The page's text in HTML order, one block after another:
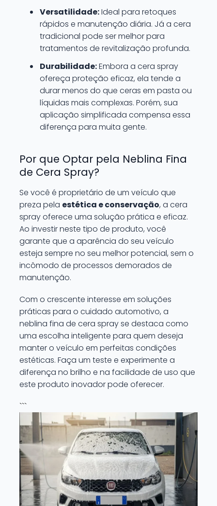
Versatilidade:Ideal para retoques
rápidos e manutenção diária. Já a cera
tradicional pode ser melhor para
tratamentos de revitalização profunda.
Durabilidade:Embora a cera spray
ofereça proteção eficaz, ela tende a
durar menos do que ceras em pasta ou
líquidas mais complexas. Porém, sua
aplicação simplificada compensa essa
diferença para muita gente.
Por que Optar pela Neblina Fina
de Cera Spray?
Se você é proprietário de um veículo que
preza pela estética e conservação, a cera
spray oferece uma solução prática e eficaz.
Ao investir neste tipo de produto, você
garante que a aparência do seu veículo
esteja sempre no seu melhor potencial, sem o
incômodo de processos demorados de
manutenção.
Com o crescente interesse em soluções
práticas para o cuidado automotivo, a
neblina fina de cera spray se destaca como
uma escolha inteligente para quem deseja
manter o veículo em perfeitas condições
estéticas. Faça um teste e experimente a
diferença no brilho e na facilidade de uso que
este produto inovador pode oferecer.
```